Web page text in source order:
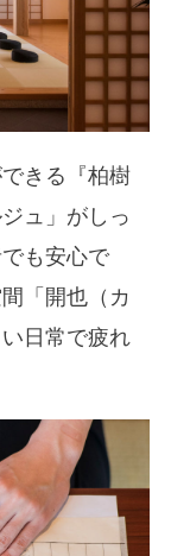
きる『柏樹
ュ」がしっ
も安心で
「開也（カ
日常で疲れ